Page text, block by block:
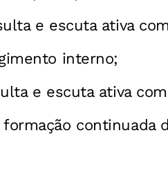
e escuta ativa
interno;
e escuta ativa
continuada